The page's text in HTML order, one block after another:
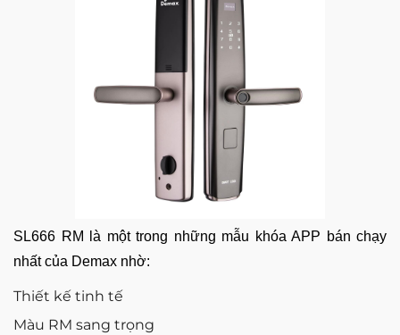
SL666 RM là một trong những mẫu khóa APP bán chạy
nhất của Demax nhờ:
Thiết kế tinh tế
Màu RM sang trọng